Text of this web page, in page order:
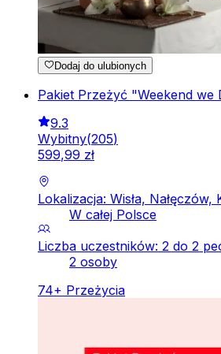
Dodaj do ulubionych
Pakiet Przeżyć "Weekend we
9.3
Wybitny(205)
599,99 zł
Lokalizacja: Wisła, Nałęczów,
W całej Polsce
Liczba uczestników: 2 do 2
2 osoby
74+ Przeżycia